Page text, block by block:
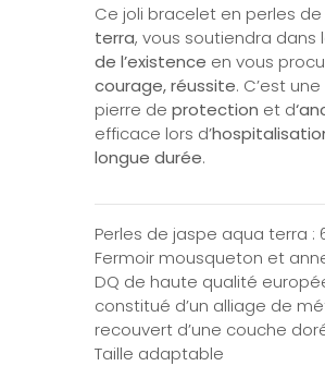
Ce joli bracelet en perles de
terra, vous soutiendra dans
de l’existence en vous
courage, réussite. C’est
pierre de protection et d
efficace lors d’
longue durée.
Perles de jaspe aqua terra :
Fermoir mousqueton et
DQ de haute qualité
constitué d’un alliage de
recouvert d’une couche
Taille adaptable